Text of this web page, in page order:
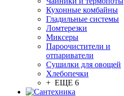
Кухонные комбайны
Гладильные системы
Ломтерезки
Миксеры
Пароочистители и
отпариватели
Сушилки для овощей
Хлебопечки
+ ЕЩЕ 6